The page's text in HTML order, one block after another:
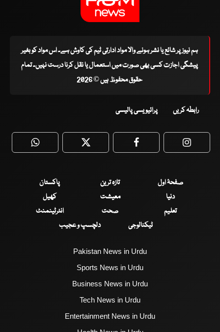
ہم نیوز پر شائع یا نشر ہونے والا مواد ادارتی ٹیم کی کاوش ہے۔ اس مواد کو بغیر
پیشگی اجازت کسی بھی صورت میں استعمال یا نقل کرنا درست نہیں۔ تمام
حقوق محفوظ ہیں © 2026
رابطہ کریں پرائیویسی پالیسی
WhatsApp Twitter Facebook
صفحۂ اول تازہ ترین
پاکستان
دنیا
معیشت
کھیل
تعلیم
صحت
انٹرٹینمنٹ
ٹیکنالوجی
دلچسپ و عجیب
Pakistan News in Urdu
Sports News in Urdu
Business News in Urdu
Tech News in Urdu
Entertainment News in Urdu